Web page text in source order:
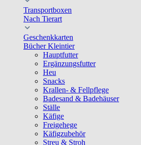
Transportboxen
Nach Tierart
Geschenkkarten
Bücher Kleintier
Hauptfutter
Ergänzungsfutter
Heu
Snacks
Krallen- & Fellpflege
Badesand & Badehäuser
Ställe
Käfige
Freigehege
Käfigzubehör
Streu & Stroh